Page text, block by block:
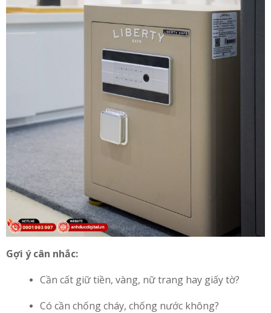
Gợi ý cân nhắc:
Cần cất giữ tiền, vàng, nữ trang hay giấy tờ?
Có cần chống cháy, chống nước không?